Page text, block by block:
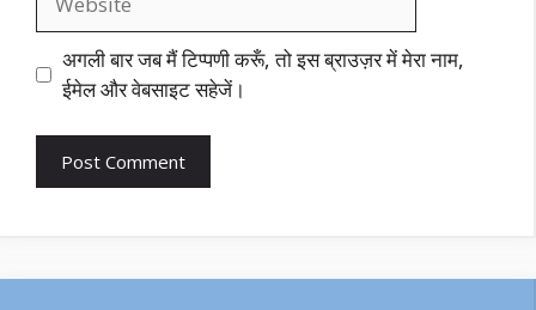
अगली बार जब मैं टिप्पणी करूँ, तो इस ब्राउज़र में मेरा नाम,
ईमेल और वेबसाइट सहेजें।